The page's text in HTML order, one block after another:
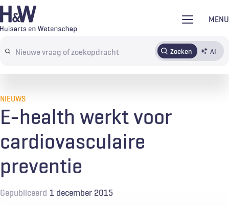
Overslaan
en
de
MENU
Search
terms
Zoeken AI
AbonnerenTijdschrift Inloggen
NIEUWS
E-health werkt voor
cardiovasculaire
preventie
Gepubliceerd 1 december 2015